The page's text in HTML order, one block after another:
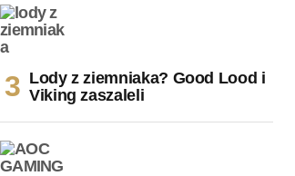
Lody z ziemniaka? Good Lood i
Viking zaszaleli